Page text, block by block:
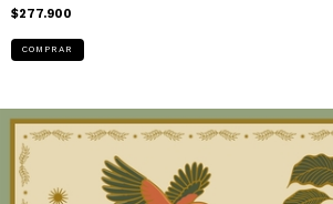
$277.900